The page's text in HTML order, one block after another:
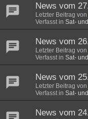
News vom
Letzter Beitrag von
Verfasst in Sat-
News vom
Letzter Beitrag von
Verfasst in Sat-
News vom
Letzter Beitrag von
Verfasst in Sat-
News vom